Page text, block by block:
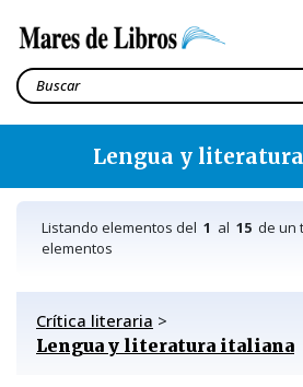
Lengua y
Listando elementos del 1 al 15 de un
elementos
Crítica literaria >
Lengua y literatura italiana